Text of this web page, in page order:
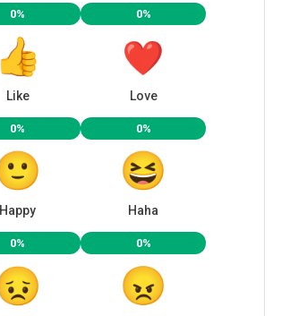
0%
Like
0%
Love
0%
Happy
0%
Haha
0% 0%